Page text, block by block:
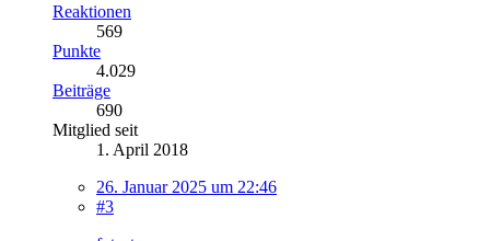
Reaktionen
569
Punkte
4.029
Beiträge
690
Mitglied seit
1. April 2018
26. Januar 2025 um 22:46
#3